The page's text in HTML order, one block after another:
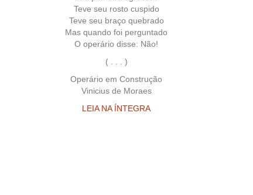
Teve seu rosto cuspido
Teve seu braço quebrado
Mas quando foi perguntado
O operário disse: Não!
( . . . )
Operário em Construção
Vinicius de Moraes
LEIA NA ÍNTEGRA